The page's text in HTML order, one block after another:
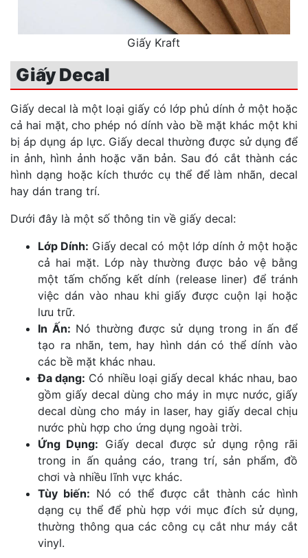
Giấy Kraft
Giấy Decal
Giấy decal là một loại giấy có lớp phủ dính ở một hoặc
cả hai mặt, cho phép nó dính vào bề mặt khác một khi
bị áp dụng áp lực. Giấy decal thường được sử dụng để
in ảnh, hình ảnh hoặc văn bản. Sau đó cắt thành các
hình dạng hoặc kích thước cụ thể để làm nhãn, decal
hay dán trang trí.
Dưới đây là một số thông tin về giấy decal:
Lớp Dính: Giấy decal có một lớp dính ở một hoặc
cả hai mặt. Lớp này thường được bảo vệ bằng
một tấm chống kết dính (release liner) để tránh
việc dán vào nhau khi giấy được cuộn lại hoặc
lưu trữ.
In Ấn: Nó thường được sử dụng trong in ấn để
tạo ra nhãn, tem, hay hình dán có thể dính vào
các bề mặt khác nhau.
Đa dạng: Có nhiều loại giấy decal khác nhau, bao
gồm giấy decal dùng cho máy in mực nước, giấy
decal dùng cho máy in laser, hay giấy decal chịu
nước phù hợp cho ứng dụng ngoài trời.
Ứng Dụng: Giấy decal được sử dụng rộng rãi
trong in ấn quảng cáo, trang trí, sản phẩm, đồ
chơi và nhiều lĩnh vực khác.
Tùy biến: Nó có thể được cắt thành các hình
dạng cụ thể để phù hợp với mục đích sử dụng,
thường thông qua các công cụ cắt như máy cắt
vinyl.